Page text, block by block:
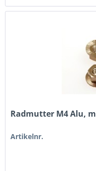
Radmutter M4 Alu,
Artikelnr.